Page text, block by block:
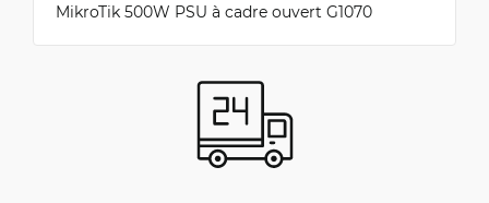
MikroTik 500W PSU à cadre ouvert G1070